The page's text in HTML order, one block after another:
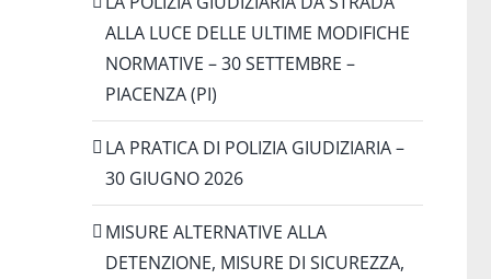
ALLA LUCE DELLE ULTIME MODIFICHE
NORMATIVE – 30 SETTEMBRE –
PIACENZA (PI)
LA PRATICA DI POLIZIA GIUDIZIARIA –
30 GIUGNO 2026
MISURE ALTERNATIVE ALLA
DETENZIONE, MISURE DI SICUREZZA,